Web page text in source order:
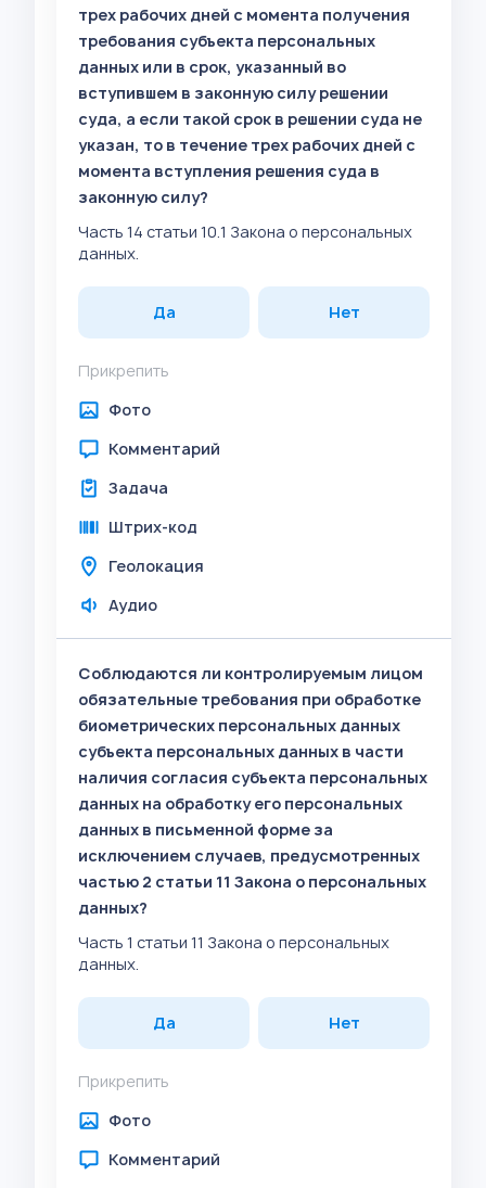
трех рабочих дней с момента получения
требования субъекта персональных
данных или в срок, указанный во
вступившем в законную силу решении
суда, а если такой срок в решении суда не
указан, то в течение трех рабочих дней с
момента вступления решения суда в
законную силу?
Часть 14 статьи 10.1 Закона о персональных
данных.
Да Нет
Прикрепить
Фото
Комментарий
Задача
Штрих-код
Геолокация
Аудио
Соблюдаются ли контролируемым лицом
обязательные требования при обработке
биометрических персональных данных
субъекта персональных данных в части
наличия согласия субъекта персональных
данных на обработку его персональных
данных в письменной форме за
исключением случаев, предусмотренных
частью 2 статьи 11 Закона о персональных
данных?
Часть 1 статьи 11 Закона о персональных
данных.
Да Нет
Прикрепить
Фото
Комментарий